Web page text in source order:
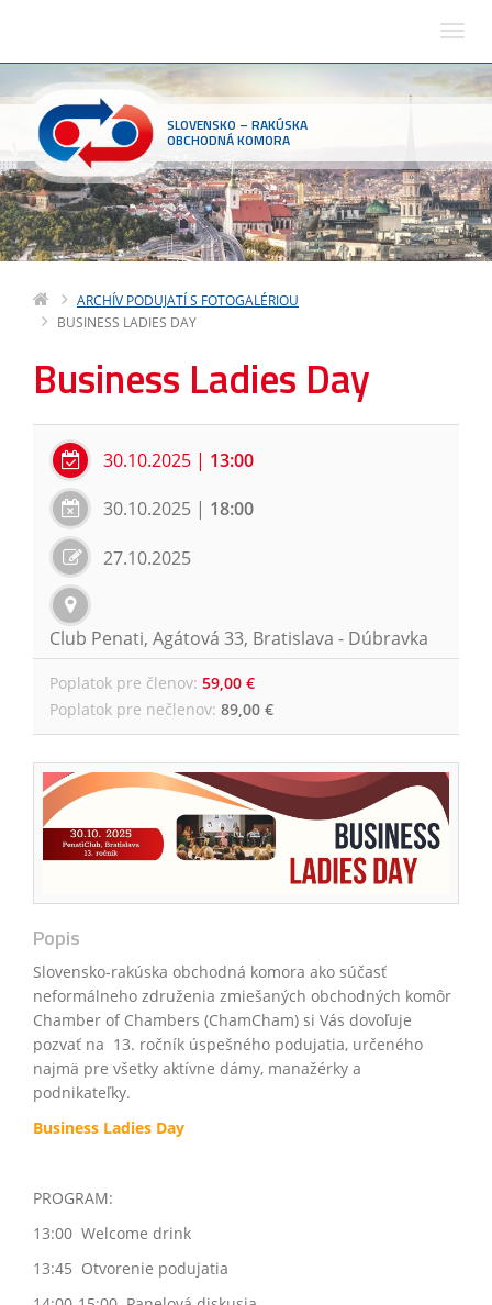
SLOVENSKO – RAKÚSKA
OBCHODNÁ KOMORA
ARCHÍV PODUJATÍ S FOTOGALÉRIOU
BUSINESS LADIES DAY
Business Ladies Day
30.10.2025 | 13:00
30.10.2025 | 18:00
27.10.2025
Club Penati, Agátová 33, Bratislava - Dúbravka
Poplatok pre členov: 59,00 €
Poplatok pre nečlenov: 89,00 €
Popis
Slovensko-rakúska obchodná komora ako súčasť
neformálneho združenia zmiešaných obchodných komôr
Chamber of Chambers (ChamCham) si Vás dovoľuje
pozvať na 13. ročník úspešného podujatia, určeného
najmä pre všetky aktívne dámy, manažérky a
podnikateľky.
Business Ladies Day
PROGRAM:
13:00 Welcome drink
13:45 Otvorenie podujatia